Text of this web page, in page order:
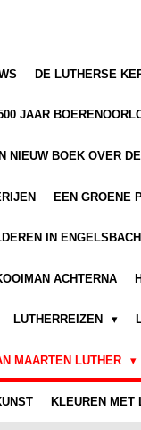
DE LUTHERSE
JAAR
NIEUW BOEK OVER
EEN GROENE
IN ENGELSBACH
ACHTERNA
LUTHERREIZEN
MAARTEN LUTHER
KLEUREN MET